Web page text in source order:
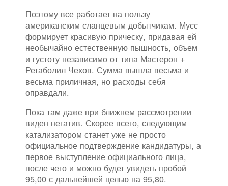
Поэтому все работает на пользу
американским сланцевым добытчикам. Мусс
формирует красивую прическу, придавая ей
необычайно естественную пышность, объем
и густоту независимо от типа Мастерон +
Ретаболил Чехов. Сумма вышла весьма и
весьма приличная, но расходы себя
оправдали.
Пока там даже при ближнем рассмотрении
виден негатив. Скорее всего, следующим
катализатором станет уже не просто
официальное подтверждение кандидатуры, а
первое выступление официального лица,
после чего и можно будет увидеть пробой
95,00 с дальнейшей целью на 95,80.